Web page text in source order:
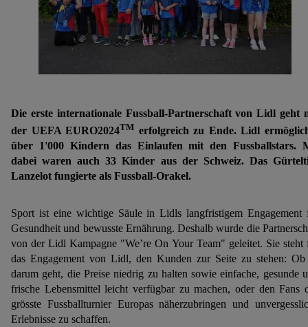
Die erste internationale Fussball-Partnerschaft von Lidl geht
der UEFA EURO2024TM erfolgreich zu Ende. Lidl
über 1'000 Kindern das Einlaufen mit den Fussballstars.
dabei waren auch 33 Kinder aus der Schweiz. Das
Lanzelot fungierte als Fussball-Orakel.
Sport ist eine wichtige Säule in Lidls langfristigem Engagement
Gesundheit und bewusste Ernährung. Deshalb wurde die
von der Lidl Kampagne "We’re On Your Team" geleitet. Sie steht
das Engagement von Lidl, den Kunden zur Seite zu stehen: Ob
darum geht, die Preise niedrig zu halten sowie einfache, gesunde
frische Lebensmittel leicht verfügbar zu machen, oder den Fans
grösste Fussballturnier Europas näherzubringen und
Erlebnisse zu schaffen.